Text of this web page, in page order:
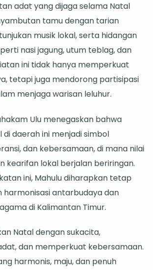
adat yang dijaga selama Natal
tamu dengan tarian
musik lokal, serta hidangan
nasi jagung, utum teblag, dan
ini tidak hanya memperkuat
tetapi juga mendorong partisipasi
menjaga warisan leluhur.
Ulu menegaskan bahwa
daerah ini menjadi simbol
dan kebersamaan, di mana nilai
kearifan lokal berjalan beriringan.
ini, Mahulu diharapkan tetap
harmonisasi antarbudaya dan
di Kalimantan Timur.
Natal dengan sukacita,
dan memperkuat kebersamaan.
harmonis, maju, dan penuh